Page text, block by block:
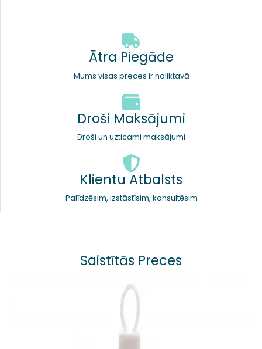
Ātra Piegāde
Mums visas preces ir noliktavā
Droši Maksājumi
Droši un uzticami maksājumi
Klientu Atbalsts
Palīdzēsim, izstāstīsim, konsultēsim
Saistītās Preces